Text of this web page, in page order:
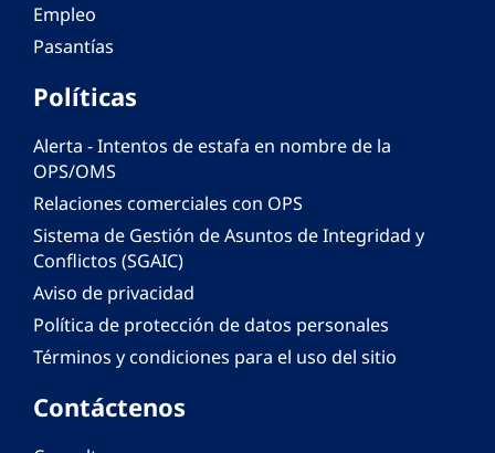
Empleo
Pasantías
Políticas
Alerta - Intentos de estafa en nombre de la
OPS/OMS
Relaciones comerciales con OPS
Sistema de Gestión de Asuntos de Integridad y
Conflictos (SGAIC)
Aviso de privacidad
Política de protección de datos personales
Términos y condiciones para el uso del sitio
Contáctenos